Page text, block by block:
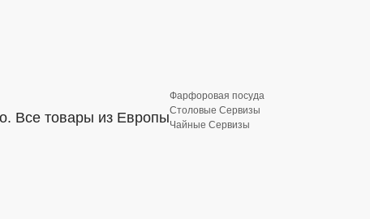
Все товары из Европы
Фарфоровая посуда
Столовые Сервизы
Чайные Сервизы